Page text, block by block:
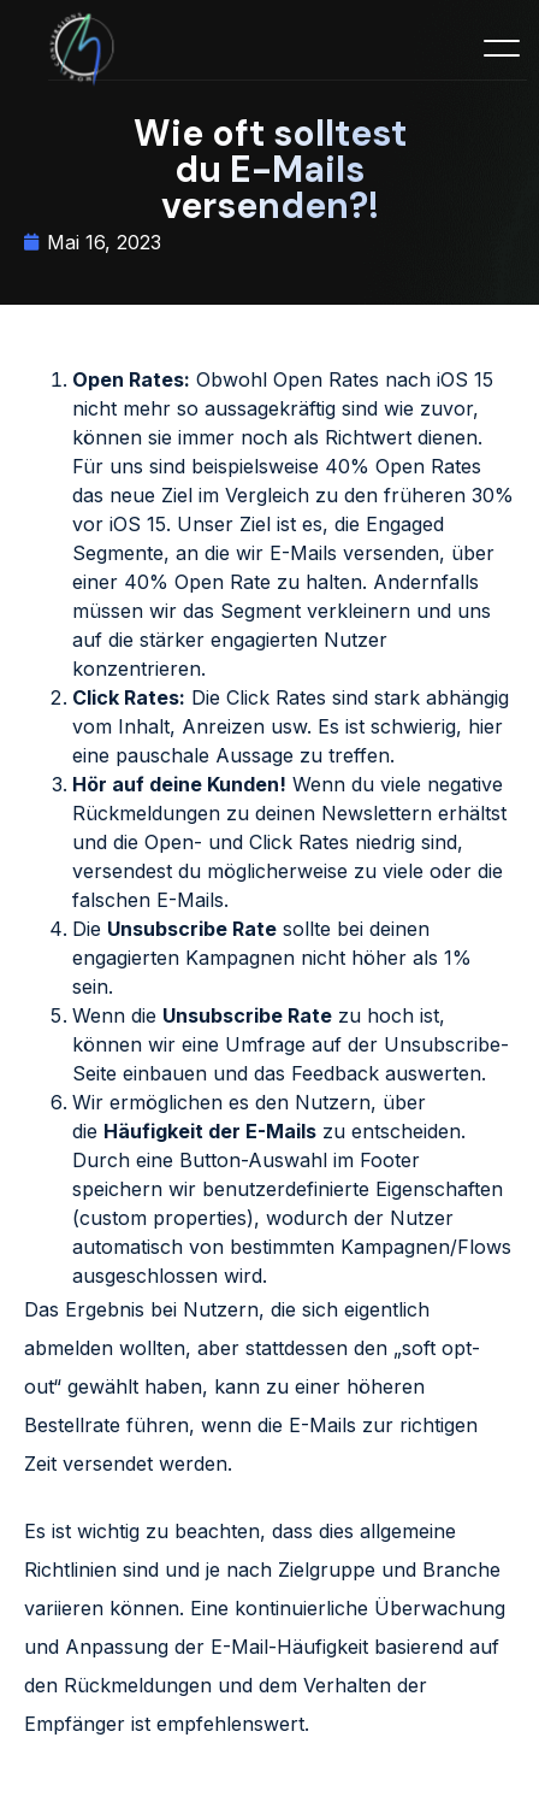
Wie oft solltest
du E-Mails
versenden?!
Mai 16, 2023
Open Rates: Obwohl Open Rates nach iOS 15
nicht mehr so aussagekräftig sind wie zuvor,
können sie immer noch als Richtwert dienen.
Für uns sind beispielsweise 40% Open Rates
das neue Ziel im Vergleich zu den früheren 30%
vor iOS 15. Unser Ziel ist es, die Engaged
Segmente, an die wir E-Mails versenden, über
einer 40% Open Rate zu halten. Andernfalls
müssen wir das Segment verkleinern und uns
auf die stärker engagierten Nutzer
konzentrieren.
Click Rates: Die Click Rates sind stark abhängig
vom Inhalt, Anreizen usw. Es ist schwierig, hier
eine pauschale Aussage zu treffen.
Hör auf deine Kunden! Wenn du viele negative
Rückmeldungen zu deinen Newslettern erhältst
und die Open- und Click Rates niedrig sind,
versendest du möglicherweise zu viele oder die
falschen E-Mails.
Die Unsubscribe Rate sollte bei deinen
engagierten Kampagnen nicht höher als 1%
sein.
Wenn die Unsubscribe Rate zu hoch ist,
können wir eine Umfrage auf der Unsubscribe-
Seite einbauen und das Feedback auswerten.
Wir ermöglichen es den Nutzern, über
die Häufigkeit der E-Mails zu entscheiden.
Durch eine Button-Auswahl im Footer
speichern wir benutzerdefinierte Eigenschaften
(custom properties), wodurch der Nutzer
automatisch von bestimmten Kampagnen/Flows
ausgeschlossen wird.
Das Ergebnis bei Nutzern, die sich eigentlich
abmelden wollten, aber stattdessen den „soft opt-
out“ gewählt haben, kann zu einer höheren
Bestellrate führen, wenn die E-Mails zur richtigen
Zeit versendet werden.
Es ist wichtig zu beachten, dass dies allgemeine
Richtlinien sind und je nach Zielgruppe und Branche
variieren können. Eine kontinuierliche Überwachung
und Anpassung der E-Mail-Häufigkeit basierend auf
den Rückmeldungen und dem Verhalten der
Empfänger ist empfehlenswert.